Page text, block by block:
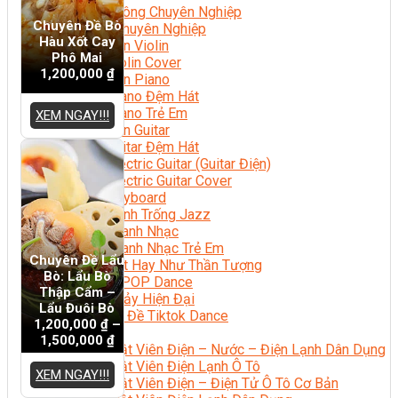
Nhạc Công Chuyên Nghiệp
Ca Sĩ Chuyên Nghiệp
Học Đàn Violin
Học Violin Cover
Học Đàn Piano
Học Piano Đệm Hát
Học Piano Trẻ Em
Học Đàn Guitar
Học Guitar Đệm Hát
Học Electric Guitar (Guitar Điện)
Học Electric Guitar Cover
Học Keyboard
Học Đánh Trống Jazz
Học Thanh Nhạc
Học Thanh Nhạc Trẻ Em
Học Hát Hay Như Thần Tượng
Học K-POP Dance
Học Nhảy Hiện Đại
Chuyên Đề Tiktok Dance
Kỹ Thuật – Công Nghệ
Kỹ Thuật Viên Điện – Nước – Điện Lạnh Dân Dụng
Kỹ Thuật Viên Điện Lạnh Ô Tô
Kỹ Thuật Viên Điện – Điện Tử Ô Tô Cơ Bản
Chuyên Đề Bò
Hàu Xốt Cay
Phô Mai
1,200,000 ₫
XEM NGAY!!!
Chuyên Đề Lẩu
Bò: Lẩu Bò
Thập Cẩm –
Lẩu Đuôi Bò
1,200,000 ₫–
1,500,000 ₫
XEM NGAY!!!